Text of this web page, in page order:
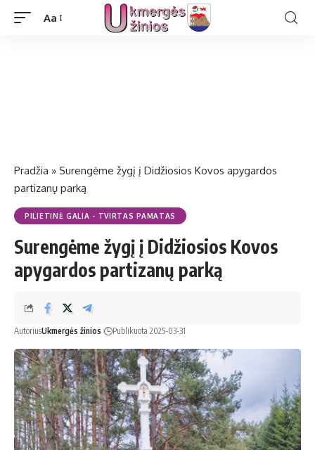
Aa
Pradžia » Surengėme žygį į Didžiosios Kovos apygardos
partizanų parką
PILIETINĖ GALIA - TVIRTAS PAMATAS
Surengėme žygį į Didžiosios Kovos
apygardos partizanų parką
AutoriusUkmergės žinios Publikuota 2025-03-31